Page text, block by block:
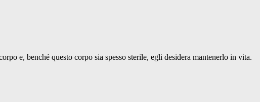
e, benché questo corpo sia spesso sterile, egli desidera mantenerlo in vita.